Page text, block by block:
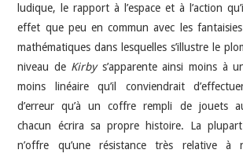
ludique, le rapport à l’espace et à l’action
effet que peu en commun avec les
mathématiques dans lesquelles s’illustre le
niveau de Kirbys’apparente ainsi moins à
moins linéaire qu’il conviendrait
d’erreur qu’à un coffre rempli de jouets
chacun écrira sa propre histoire. La
n’offre qu’une résistance très relative à